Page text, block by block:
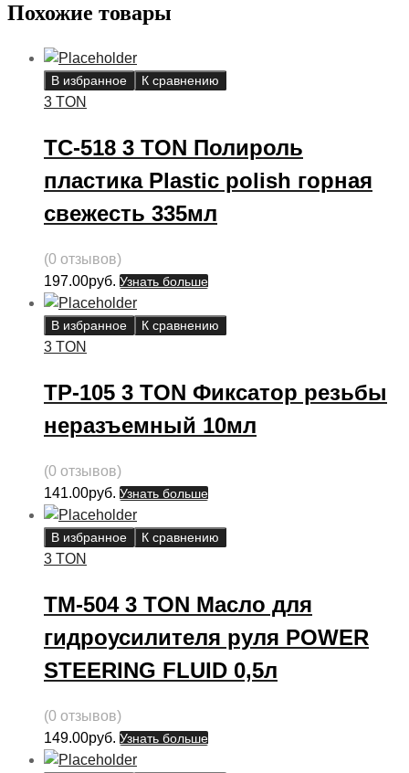
Похожие товары
В избранное К сравнению
3 TON
ТС-518 3 TON Полироль
пластика Plastic polish горная
свежесть 335мл
(0 отзывов)
197.00руб. Узнать больше
В избранное К сравнению
3 TON
ТР-105 3 TON Фиксатор резьбы
неразъемный 10мл
(0 отзывов)
141.00руб. Узнать больше
В избранное К сравнению
3 TON
ТМ-504 3 TON Масло для
гидроусилителя руля POWER
STEERING FLUID 0,5л
(0 отзывов)
149.00руб. Узнать больше